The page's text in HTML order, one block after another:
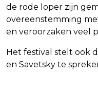
de rode loper zijn
overeenstemming
en veroorzaken veel
Het festival stelt ook
en Savetsky te